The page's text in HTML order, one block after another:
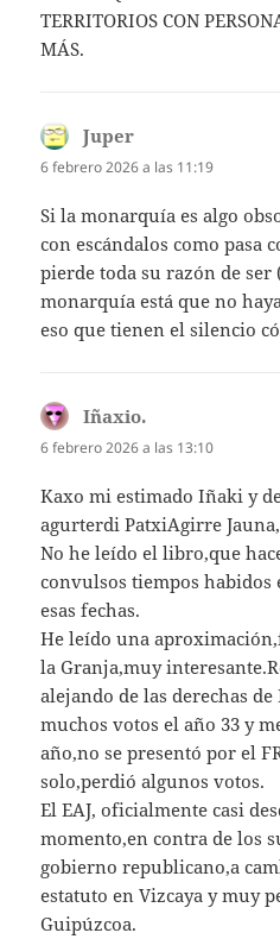
TERRITORIOS CON
MÁS.
Juper
6 febrero 2026 a las 11:19
Si la monarquía es algo
con escándalos como pasa
pierde toda su razón de ser
monarquía está que no
eso que tienen el silencio
Iñaxio.
6 febrero 2026 a las 13:10
Kaxo mi estimado Iñaki y
agurterdi PatxiAgirre
No he leído el libro,que
convulsos tiempos habidos
esas fechas.
He leído una
la Granja,muy
alejando de las derechas
muchos votos el año 33 y
año,no se presentó por el
solo,perdió algunos votos.
El EAJ, oficialmente casi
momento,en contra de los
gobierno republicano,a
estatuto en Vizcaya y muy
Guipúzcoa.